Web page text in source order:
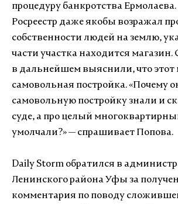
процедуру банкротства Ермолаева.
Росреестр даже якобы возражал
собственности людей на землю,
части участка находится магазин.
в дальнейшем выяснили, что этот
самовольная постройка. «Почему
самовольную постройку знали и
суде, а про целый
умолчали?» — спрашивает Попова.
Daily Storm обратился в
Ленинского района Уфы за
комментария по поводу